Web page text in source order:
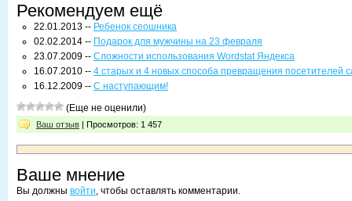
Рекомендуем ещё
22.01.2013 -- Ребенок сеошника
02.02.2014 -- Подарок для мужчины на 23 февраля
23.07.2009 -- Сложности использования Wordstat Яндекса
16.07.2010 -- 4 старых и 4 новых способа превращения посетителей
16.12.2009 -- С наступающим!
(Еще не оценили)
Ваш отзыв | Просмотров: 1 457
Ваше мнение
Вы должны войти, чтобы оставлять комментарии.